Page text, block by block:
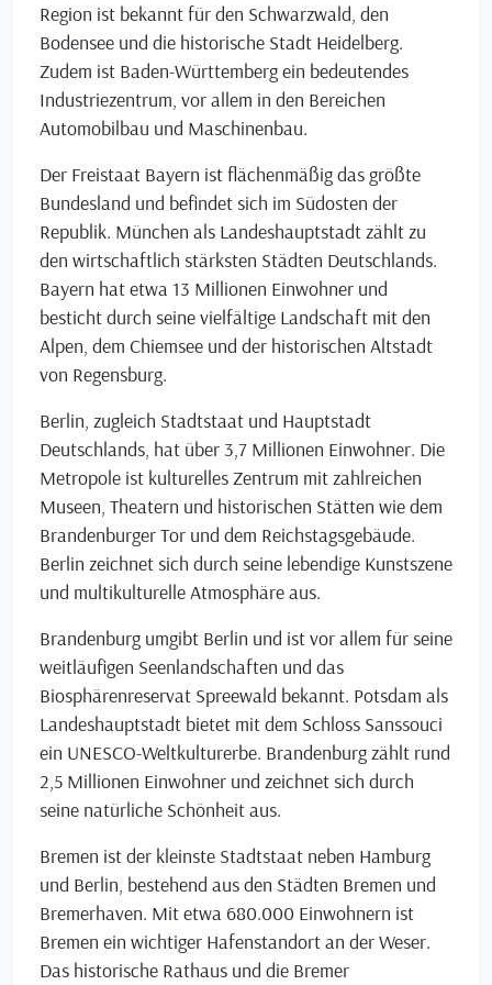
Region ist bekannt für den Schwarzwald, den
Bodensee und die historische Stadt Heidelberg.
Zudem ist Baden-Württemberg ein bedeutendes
Industriezentrum, vor allem in den Bereichen
Automobilbau und Maschinenbau.
Der Freistaat Bayern ist flächenmäßig das größte
Bundesland und befindet sich im Südosten der
Republik. München als Landeshauptstadt zählt zu
den wirtschaftlich stärksten Städten Deutschlands.
Bayern hat etwa 13 Millionen Einwohner und
besticht durch seine vielfältige Landschaft mit den
Alpen, dem Chiemsee und der historischen Altstadt
von Regensburg.
Berlin, zugleich Stadtstaat und Hauptstadt
Deutschlands, hat über 3,7 Millionen Einwohner. Die
Metropole ist kulturelles Zentrum mit zahlreichen
Museen, Theatern und historischen Stätten wie dem
Brandenburger Tor und dem Reichstagsgebäude.
Berlin zeichnet sich durch seine lebendige Kunstszene
und multikulturelle Atmosphäre aus.
Brandenburg umgibt Berlin und ist vor allem für seine
weitläufigen Seenlandschaften und das
Biosphärenreservat Spreewald bekannt. Potsdam als
Landeshauptstadt bietet mit dem Schloss Sanssouci
ein UNESCO-Weltkulturerbe. Brandenburg zählt rund
2,5 Millionen Einwohner und zeichnet sich durch
seine natürliche Schönheit aus.
Bremen ist der kleinste Stadtstaat neben Hamburg
und Berlin, bestehend aus den Städten Bremen und
Bremerhaven. Mit etwa 680.000 Einwohnern ist
Bremen ein wichtiger Hafenstandort an der Weser.
Das historische Rathaus und die Bremer